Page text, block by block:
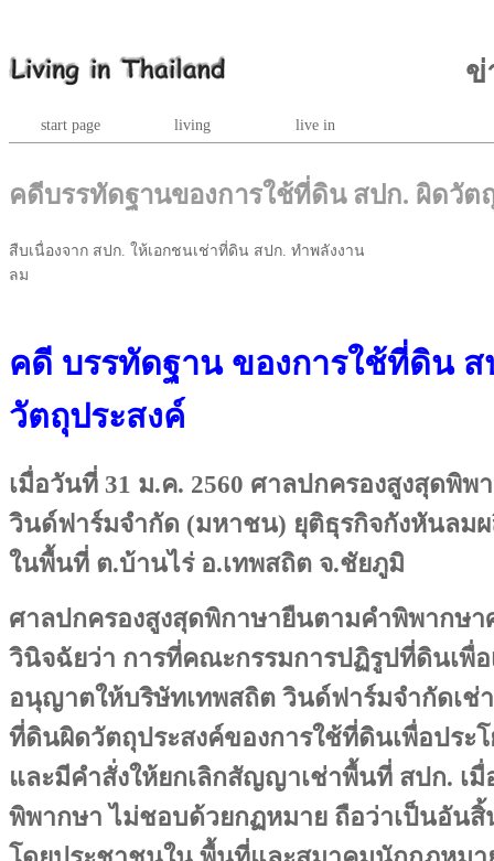
ข่
start page living live in
คดีบรรทัดฐานของการใช้ที่ดิน สปก. ผิดวัต
สืบเนื่องจาก สปก. ให้เอกชนเช่าที่ดิน สปก. ทำพลังงาน
ลม
คดี บรรทัดฐาน ของการใช้ที่ดิน ส
วัตถุประสงค์
เมื่อวันที่ 31 ม.ค. 2560 ศาลปกครองสูงสุดพิพ
วินด์ฟาร์มจำกัด (มหาชน) ยุติธุรกิจกังหันลม
ในพื้นที่ ต.บ้านไร่ อ.เทพสถิต จ.ชัยภูมิ
ศาลปกครองสูงสุดพิกาษายืนตามคำพิพากษา
วินิจฉัยว่า การที่คณะกรรมการปฏิรูปที่ดินเพื่
อนุญาตให้บริษัทเทพสถิต วินด์ฟาร์มจำกัดเช่
ที่ดินผิดวัตถุประสงค์ของการใช้ที่ดินเพื่อประ
และมีคำสั่งให้ยกเลิกสัญญาเช่าพื้นที่ สปก. เ
พิพากษา ไม่ชอบด้วยกฏหมาย ถือว่าเป็นอัน